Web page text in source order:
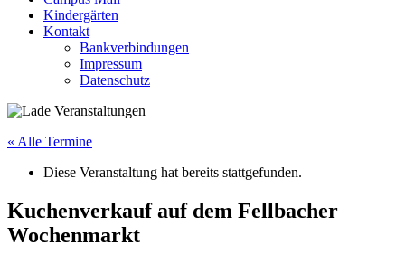
Kindergärten
Kontakt
Bankverbindungen
Impressum
Datenschutz
« Alle Termine
Diese Veranstaltung hat bereits stattgefunden.
Kuchenverkauf auf dem Fellbacher
Wochenmarkt